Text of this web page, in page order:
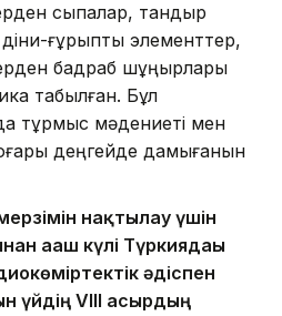
сыпалар, тандыр
ғұрыптық элементтер,
бадраб шұңқырлары
табылған. Бұл
тұрмыс мәдениеті мен
деңгейде дамығанын
нақтылау үшін
ағаш күлі Түркиядағы
әдіспен
үйдің VIII ғасырдың